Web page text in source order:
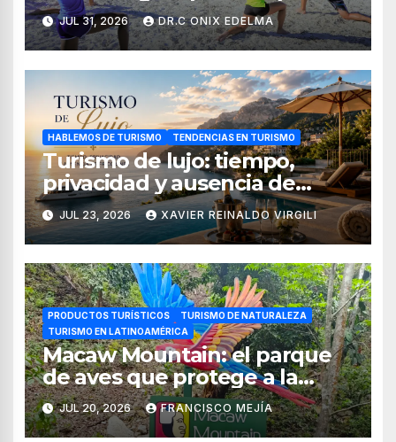
crear experiencias de
bienestar en hoteles
JUL 31, 2026 DR.C ONIX EDELMA
HABLEMOS DE TURISMO TENDENCIAS EN TURISMO
Turismo de lujo: tiempo,
privacidad y ausencia de
fricciones
JUL 23, 2026 XAVIER REINALDO VIRGILI
PRODUCTOS TURÍSTICOS
TURISMO DE NATURALEZA
TURISMO EN LATINOAMÉRICA
Macaw Mountain: el parque
de aves que protege a la
guacamaya roja en Honduras
JUL 20, 2026 FRANCISCO MEJÍA